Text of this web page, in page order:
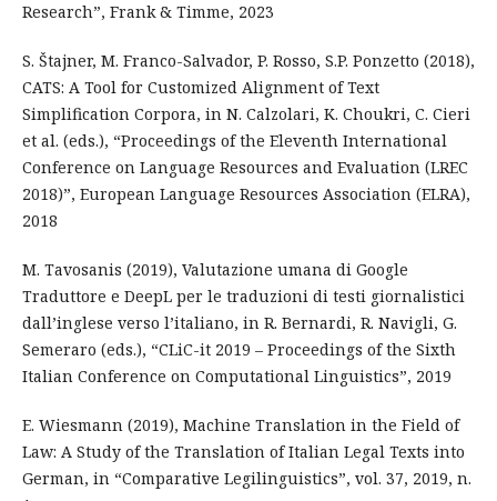
Research”, Frank & Timme, 2023
S. Štajner, M. Franco-Salvador, P. Rosso, S.P. Ponzetto (2018),
CATS: A Tool for Customized Alignment of Text
Simplification Corpora, in N. Calzolari, K. Choukri, C. Cieri
et al. (eds.), “Proceedings of the Eleventh International
Conference on Language Resources and Evaluation (LREC
2018)”, European Language Resources Association (ELRA),
2018
M. Tavosanis (2019), Valutazione umana di Google
Traduttore e DeepL per le traduzioni di testi giornalistici
dall’inglese verso l’italiano, in R. Bernardi, R. Navigli, G.
Semeraro (eds.), “CLiC-it 2019 – Proceedings of the Sixth
Italian Conference on Computational Linguistics”, 2019
E. Wiesmann (2019), Machine Translation in the Field of
Law: A Study of the Translation of Italian Legal Texts into
German, in “Comparative Legilinguistics”, vol. 37, 2019, n.